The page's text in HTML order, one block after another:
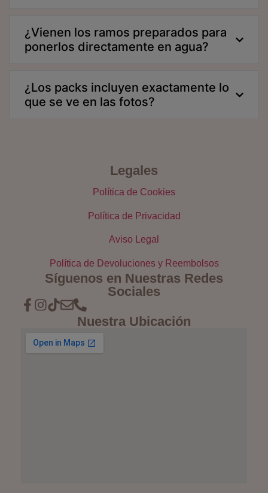
¿Vienen los ramos preparados para
ponerlos directamente en agua?
¿Los packs incluyen exactamente lo
que se ve en las fotos?
Legales
Política de Cookies
Política de Privacidad
Aviso Legal
Política de Devoluciones y Reembolsos
Síguenos en Nuestras Redes
Sociales
Nuestra Ubicación